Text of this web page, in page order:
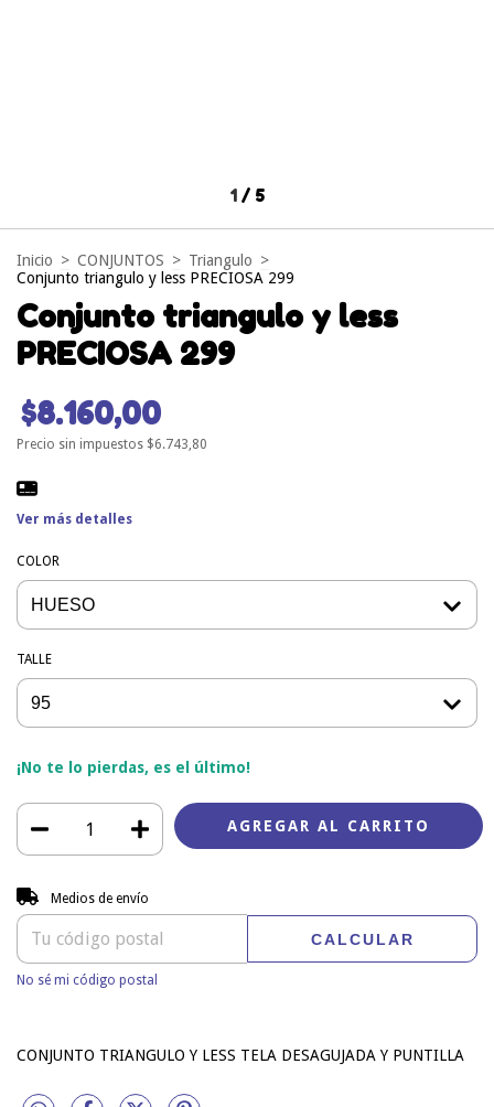
1 / 5
Inicio > CONJUNTOS > Triangulo >
Conjunto triangulo y less PRECIOSA 299
Conjunto triangulo y less
PRECIOSA 299
$8.160,00
Precio sin impuestos $6.743,80
Ver más detalles
COLOR
TALLE
¡No te lo pierdas, es el último!
Entregas para el CP:
Medios de envío
CALCULAR
No sé mi código postal
CONJUNTO TRIANGULO Y LESS TELA DESAGUJADA Y PUNTILLA